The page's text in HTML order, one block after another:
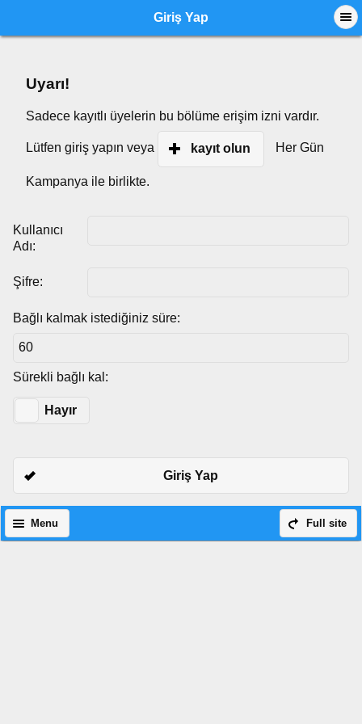
Giriş Yap
Uyarı!
Sadece kayıtlı üyelerin bu bölüme erişim izni vardır.
Lütfen giriş yapın veya kayıt olun Her Gün
Kampanya ile birlikte.
Kullanıcı
Adı:
Şifre:
Bağlı kalmak istediğiniz süre:
Sürekli bağlı kal:
Hayır
Giriş Yap
Full site
Menu